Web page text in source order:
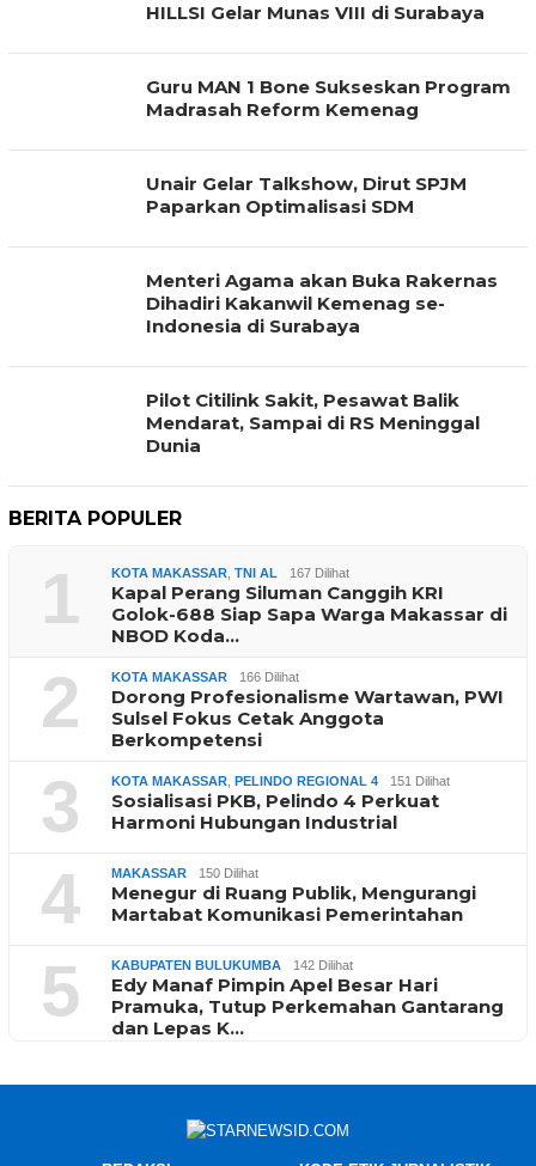
HILLSI Gelar Munas VIII di Surabaya
Guru MAN 1 Bone Sukseskan Program
Madrasah Reform Kemenag
Unair Gelar Talkshow, Dirut SPJM
Paparkan Optimalisasi SDM
Menteri Agama akan Buka Rakernas
Dihadiri Kakanwil Kemenag se-
Indonesia di Surabaya
Pilot Citilink Sakit, Pesawat Balik
Mendarat, Sampai di RS Meninggal
Dunia
BERITA POPULER
1 KOTA MAKASSAR TNI AL 167 Dilihat
Kapal Perang Siluman Canggih KRI
Golok-688 Siap Sapa Warga Makassar di
NBOD Koda…
2 KOTA MAKASSAR 166 Dilihat
Dorong Profesionalisme Wartawan, PWI
Sulsel Fokus Cetak Anggota
Berkompetensi
3 KOTA MAKASSAR PELINDO REGIONAL 4 151 Dilihat
Sosialisasi PKB, Pelindo 4 Perkuat
Harmoni Hubungan Industrial
4 MAKASSAR 150 Dilihat
Menegur di Ruang Publik, Mengurangi
Martabat Komunikasi Pemerintahan
5 KABUPATEN BULUKUMBA 142 Dilihat
Edy Manaf Pimpin Apel Besar Hari
Pramuka, Tutup Perkemahan Gantarang
dan Lepas K…